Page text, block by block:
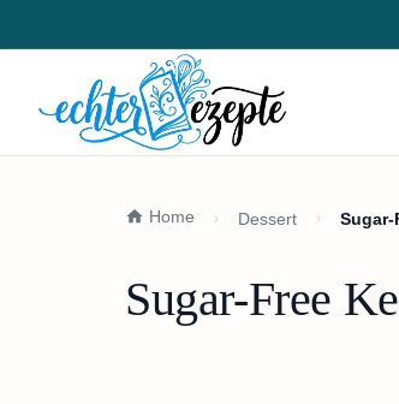
Home Dessert Sugar-
Sugar-Free